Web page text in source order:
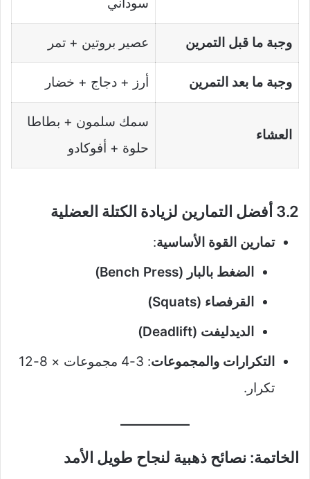
وجبة ما قبل التمرين عصير بروتين + تمر
وجبة ما بعد التمرين أرز + دجاج + خضار
العشاء
سمك سلمون + بطاطا
حلوة + أفوكادو
3.2 أفضل التمارين لزيادة الكتلة العضلية
تمارين القوة الأساسية:
الضغط بالبار (Bench Press)
القرفصاء (Squats)
الديدليفت (Deadlift)
التكرارات والمجموعات
: 3-4 مجموعات × 8-12
تكرار.
الخاتمة: نصائح ذهبية لنجاح طويل الأمد